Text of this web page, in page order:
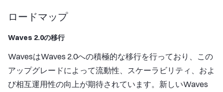
ロードマップ
Waves 2.0の移行
WavesはWaves 2.0への積極的な移行を行っており、この
アップグレードによって流動性、スケーラビリティ、およ
び相互運用性の向上が期待されています。新しいWaves